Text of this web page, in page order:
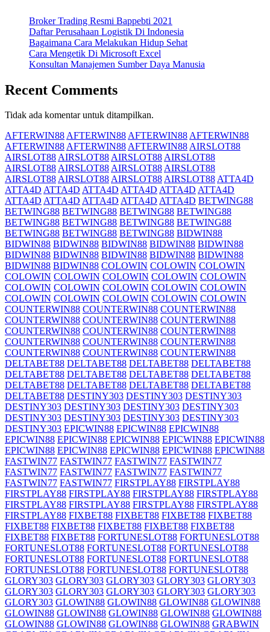
Broker Trading Resmi Bappebti 2021
Daftar Perusahaan Logistik Di Indonesia
Bagaimana Cara Melakukan Hidup Sehat
Cara Mengetik Di Microsoft Excel
Konsultan Manajemen Sumber Daya Manusia
Recent Comments
Tidak ada komentar untuk ditampilkan.
AFTERWIN88AFTERWIN88AFTERWIN88AFTERWIN88
AFTERWIN88AFTERWIN88AFTERWIN88AIRSLOT88
AIRSLOT88AIRSLOT88AIRSLOT88AIRSLOT88
AIRSLOT88AIRSLOT88AIRSLOT88AIRSLOT88
AIRSLOT88AIRSLOT88AIRSLOT88AIRSLOT88ATTA4D
ATTA4D ATTA4D ATTA4D ATTA4D ATTA4D ATTA4D
ATTA4D ATTA4D ATTA4D ATTA4D ATTA4D BETWING88
BETWING88 BETWING88 BETWING88 BETWING88
BETWING88 BETWING88 BETWING88 BETWING88
BETWING88 BETWING88 BETWING88 BIDWIN88
BIDWIN88 BIDWIN88 BIDWIN88 BIDWIN88 BIDWIN88
BIDWIN88 BIDWIN88 BIDWIN88 BIDWIN88 BIDWIN88
BIDWIN88 BIDWIN88 COLOWIN COLOWIN COLOWIN
COLOWIN COLOWIN COLOWIN COLOWIN COLOWIN
COLOWIN COLOWIN COLOWIN COLOWIN COLOWIN
COLOWIN COLOWIN COLOWIN COLOWIN COLOWIN
COUNTERWIN88 COUNTERWIN88 COUNTERWIN88
COUNTERWIN88 COUNTERWIN88 COUNTERWIN88
COUNTERWIN88 COUNTERWIN88 COUNTERWIN88
COUNTERWIN88 COUNTERWIN88 COUNTERWIN88
COUNTERWIN88 COUNTERWIN88 COUNTERWIN88
DELTABET88 DELTABET88 DELTABET88 DELTABET88
DELTABET88 DELTABET88 DELTABET88 DELTABET88
DELTABET88 DELTABET88 DELTABET88 DELTABET88
DELTABET88 DESTINY303 DESTINY303 DESTINY303
DESTINY303 DESTINY303 DESTINY303 DESTINY303
DESTINY303 DESTINY303 DESTINY303 DESTINY303
DESTINY303 EPICWIN88 EPICWIN88 EPICWIN88
EPICWIN88 EPICWIN88 EPICWIN88 EPICWIN88 EPICWIN88
EPICWIN88 EPICWIN88 EPICWIN88 EPICWIN88 EPICWIN88
FASTWIN77 FASTWIN77 FASTWIN77 FASTWIN77
FASTWIN77 FASTWIN77 FASTWIN77 FASTWIN77
FASTWIN77 FASTWIN77 FIRSTPLAY88 FIRSTPLAY88
FIRSTPLAY88 FIRSTPLAY88 FIRSTPLAY88 FIRSTPLAY88
FIRSTPLAY88 FIRSTPLAY88 FIRSTPLAY88 FIRSTPLAY88
FIRSTPLAY88 FIXBET88 FIXBET88 FIXBET88 FIXBET88
FIXBET88 FIXBET88 FIXBET88 FIXBET88 FIXBET88
FIXBET88 FIXBET88 FORTUNESLOT88 FORTUNESLOT88
FORTUNESLOT88 FORTUNESLOT88 FORTUNESLOT88
FORTUNESLOT88 FORTUNESLOT88 FORTUNESLOT88
FORTUNESLOT88 FORTUNESLOT88 FORTUNESLOT88
GLORY303 GLORY303 GLORY303 GLORY303 GLORY303
GLORY303 GLORY303 GLORY303 GLORY303 GLORY303
GLORY303 GLOWIN88 GLOWIN88 GLOWIN88 GLOWIN88
GLOWIN88 GLOWIN88 GLOWIN88 GLOWIN88 GLOWIN88
GLOWIN88 GLOWIN88 GLOWIN88 GLOWIN88 GRABWIN